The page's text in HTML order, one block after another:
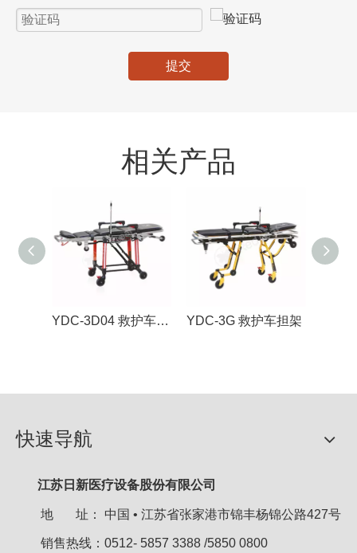
提交
相关产品
YDC-3D04 救护车担架 YDC-3G 救护车担架
快速导航
江苏日新医疗设备股份有限公司
地 址： 中国 • 江苏省张家港市锦丰杨锦公路427号
销售热线：0512- 5857 3388 /5850 0800